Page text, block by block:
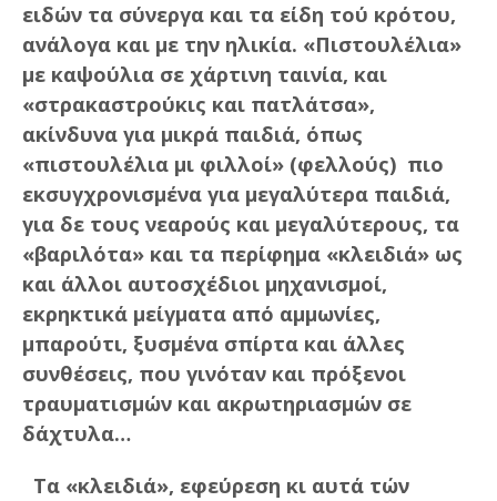
ειδών τα σύνεργα και τα είδη τού κρότου,
ανάλογα και με την ηλικία. «Πιστουλέλια»
με καψούλια σε χάρτινη ταινία, και
«στρακαστρούκις και πατλάτσα»,
ακίνδυνα για μικρά παιδιά, όπως
«πιστουλέλια μι φιλλοί» (φελλούς) πιο
εκσυγχρονισμένα για μεγαλύτερα παιδιά,
για δε τους νεαρούς και μεγαλύτερους, τα
«βαριλότα» και τα περίφημα «κλειδιά» ως
και άλλοι αυτοσχέδιοι μηχανισμοί,
εκρηκτικά μείγματα από αμμωνίες,
μπαρούτι, ξυσμένα σπίρτα και άλλες
συνθέσεις, που γινόταν και πρόξενοι
τραυματισμών και ακρωτηριασμών σε
δάχτυλα…
Τα «κλειδιά», εφεύρεση κι αυτά τών